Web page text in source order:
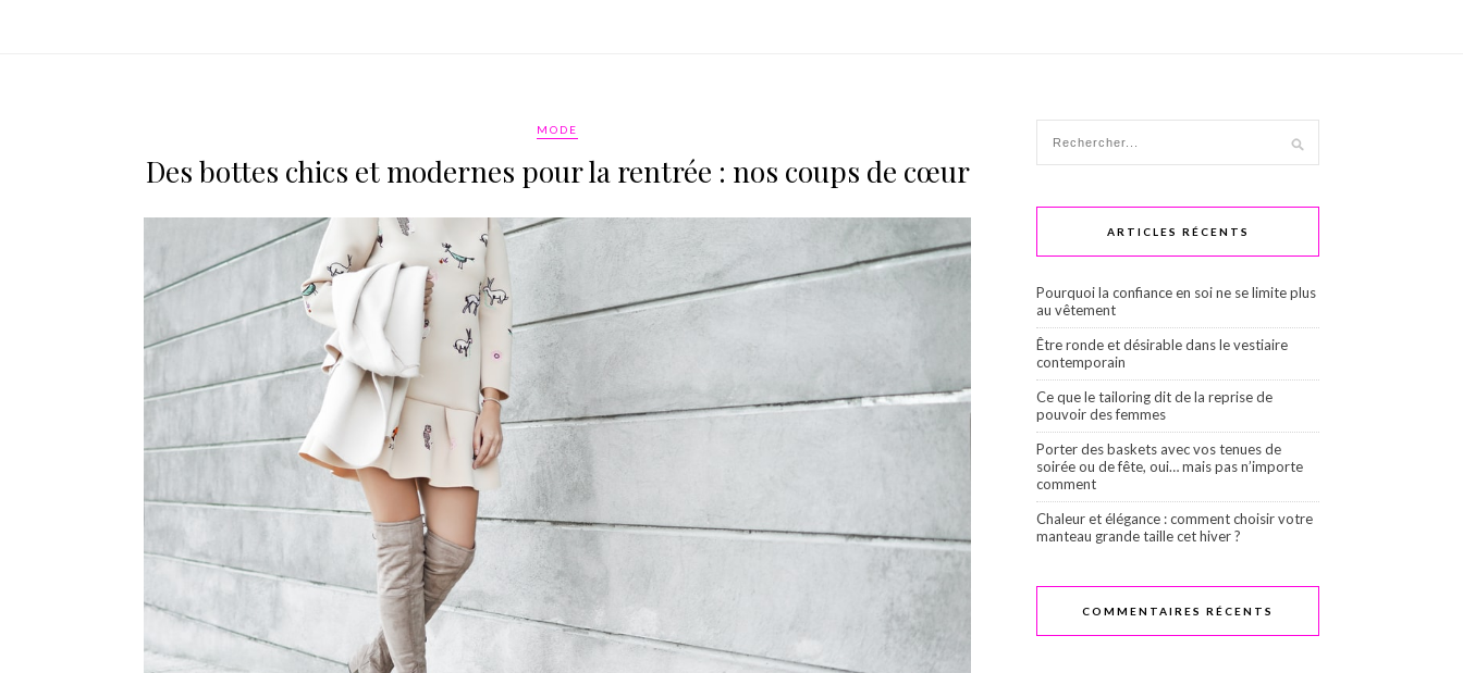
MODE
Des bottes chics et modernes pour la rentrée : nos coups de cœur
ARTICLES RÉCENTS
Pourquoi la confiance en soi ne se limite plus
au vêtement
Être ronde et désirable dans le vestiaire
contemporain
Ce que le tailoring dit de la reprise de
pouvoir des femmes
Porter des baskets avec vos tenues de
soirée ou de fête, oui… mais pas n’importe
comment
Chaleur et élégance : comment choisir votre
manteau grande taille cet hiver ?
COMMENTAIRES RÉCENTS